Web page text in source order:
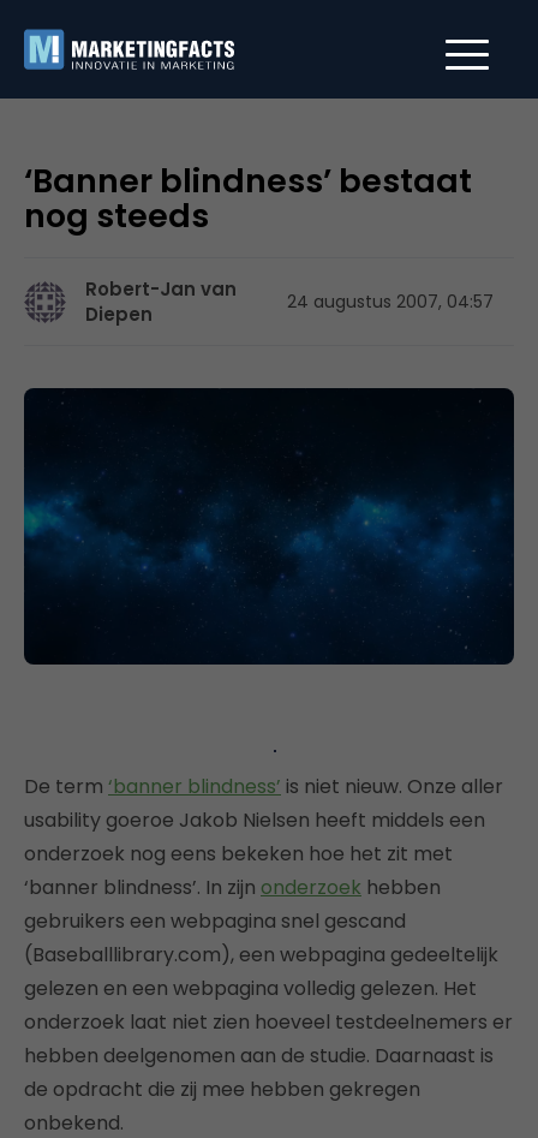
‘Banner blindness’ bestaat
nog steeds
Robert-Jan van
Diepen
24 augustus 2007, 04:57
De term ‘banner blindness’ is niet nieuw. Onze aller
usability goeroe Jakob Nielsen heeft middels een
onderzoek nog eens bekeken hoe het zit met
‘banner blindness’. In zijn onderzoek hebben
gebruikers een webpagina snel gescand
(Baseballlibrary.com), een webpagina gedeeltelijk
gelezen en een webpagina volledig gelezen. Het
onderzoek laat niet zien hoeveel testdeelnemers er
hebben deelgenomen aan de studie. Daarnaast is
de opdracht die zij mee hebben gekregen
onbekend.